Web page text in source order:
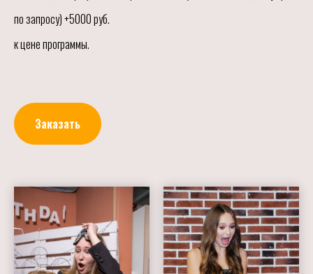
по запросу) +5000 руб.
к цене программы.
Заказать